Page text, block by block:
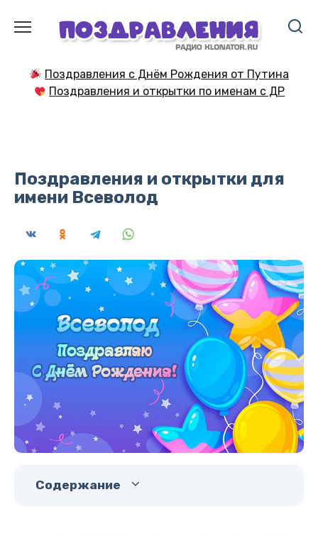
содержанию
Поздравления с Днём Рождения от Путина
Поздравления и открытки по именам с ДР
Поздравления и открытки для
имени Всеволод
Содержание